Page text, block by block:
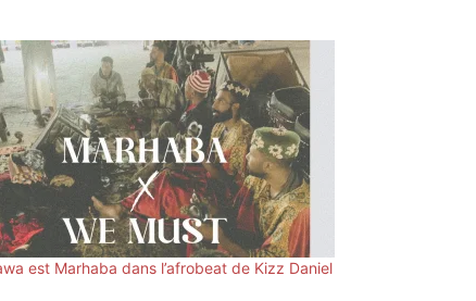
est Marhaba dans l’afrobeat de Kizz Daniel